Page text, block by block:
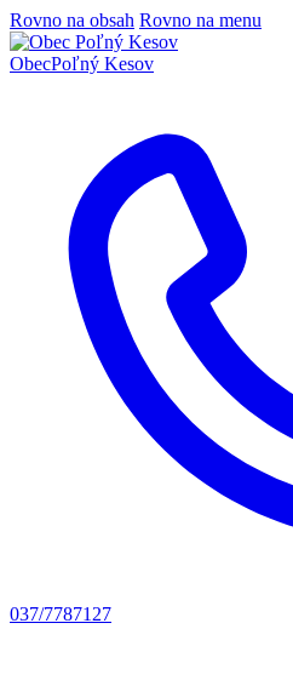
Rovno na obsah Rovno na menu
ObecPoľný Kesov
037/7787127